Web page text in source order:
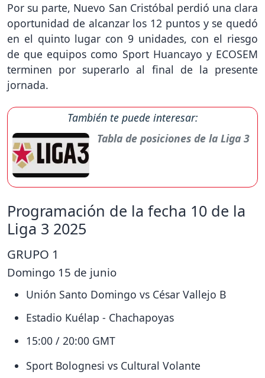
Por su parte, Nuevo San Cristóbal perdió una clara
oportunidad de alcanzar los 12 puntos y se quedó
en el quinto lugar con 9 unidades, con el riesgo
de que equipos como Sport Huancayo y ECOSEM
terminen por superarlo al final de la presente
jornada.
También te puede interesar:
Tabla de posiciones de la Liga 3
Programación de la fecha 10 de la
Liga 3 2025
GRUPO 1
Domingo 15 de junio
Unión Santo Domingo vs César Vallejo B
Estadio Kuélap - Chachapoyas
15:00 / 20:00 GMT
Sport Bolognesi vs Cultural Volante